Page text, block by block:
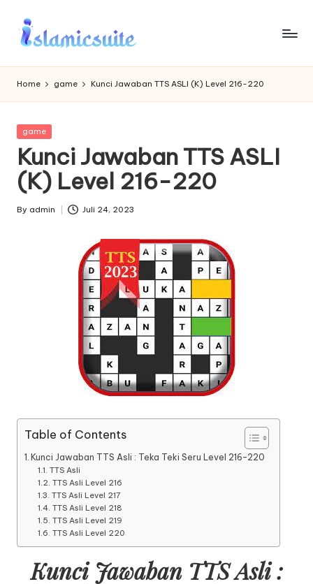
Skip
Home game Kunci Jawaban TTS ASLI (K) Level 216-220
Posted
game
Kunci Jawaban TTS ASLI
(K) Level 216-220
Posted
By admin Juli 24, 2023
Table of Contents
Kunci Jawaban TTS Asli : Teka Teki Seru Level 216-220
TTS Asli
TTS Asli Level 216
TTS Asli Level 217
TTS Asli Level 218
TTS Asli Level 219
TTS Asli Level 220
Kunci Jawaban TTS Asli :